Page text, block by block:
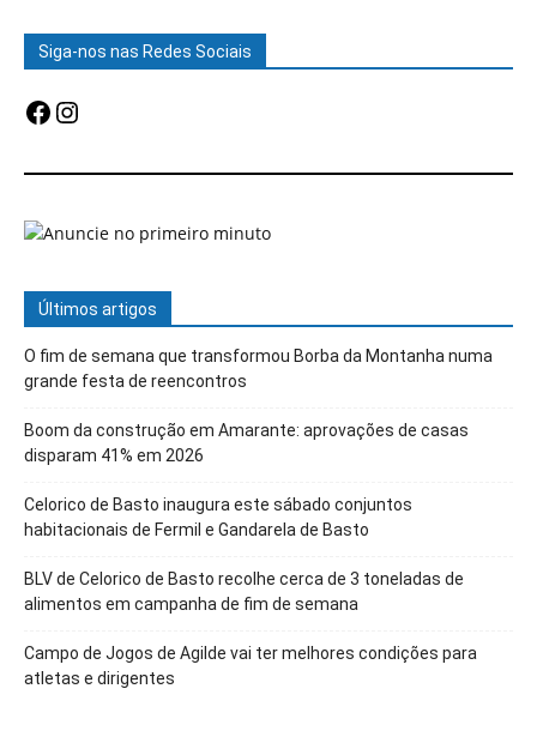
Siga-nos nas Redes Sociais
Facebook
Instagram
Últimos artigos
O fim de semana que transformou Borba da Montanha numa
grande festa de reencontros
Boom da construção em Amarante: aprovações de casas
disparam 41% em 2026
Celorico de Basto inaugura este sábado conjuntos
habitacionais de Fermil e Gandarela de Basto
BLV de Celorico de Basto recolhe cerca de 3 toneladas de
alimentos em campanha de fim de semana
Campo de Jogos de Agilde vai ter melhores condições para
atletas e dirigentes